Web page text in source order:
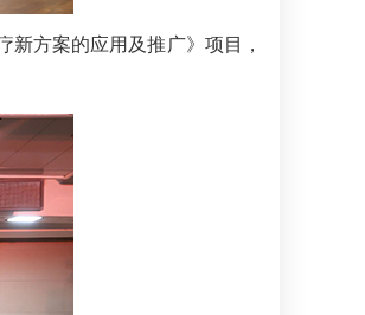
方案的应用及推广》项目，